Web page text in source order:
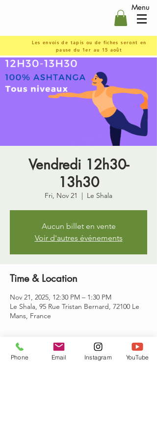
Menu
Les envois de tapis ou de fiches seront en
pause du 1er au 15 août
Vendredi 12h30-
13h30
Fri, Nov 21
  |
Le Shala
Aucun billet en vente
Voir d'autres événements
Time & Location
Nov 21, 2025, 12:30 PM – 1:30 PM
Le Shala, 95 Rue Tristan Bernard, 72100 Le
Mans, France
Guests
Phone Email Instagram YouTube